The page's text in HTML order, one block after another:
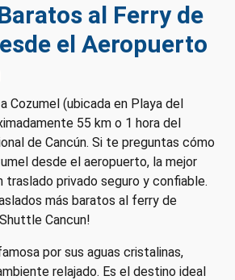
al Ferry de
el Aeropuerto
Cozumel (ubicada en Playa del
55 km o 1 hora del
de Cancún. Si te preguntas cómo
desde el aeropuerto, la mejor
traslado privado seguro y confiable.
más baratos al ferry de
Cancun!
por sus aguas cristalinas,
relajado. Es el destino ideal